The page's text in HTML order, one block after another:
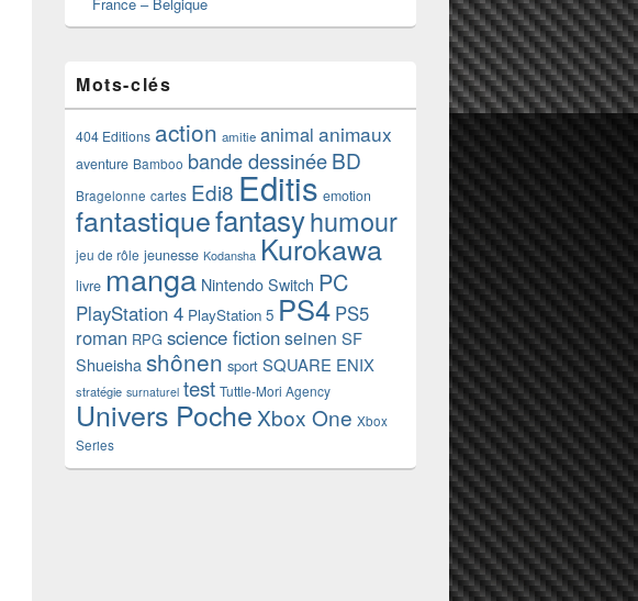
Mots-clés
404 Editions action amitie animal animaux
aventure Bamboo bande dessinéeBD
Bragelonne cartes Edi8 Editis emotion
fantastiquefantasyhumour
jeu de rôle jeunesse Kodansha Kurokawa
livre manga Nintendo Switch PC
PlayStation 4 PlayStation 5 PS4 PS5
roman RPG science fictionseinen SF
Shueisha shônen sport SQUARE ENIX
stratégie surnaturel test Tuttle-Mori Agency
Univers Poche Xbox One Xbox
Series